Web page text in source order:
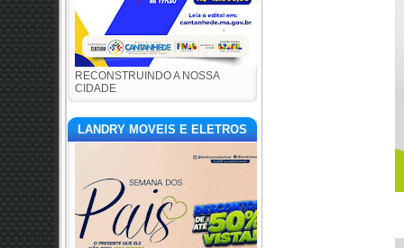
RECONSTRUINDO A NOSSA
CIDADE
LANDRY MOVEIS E ELETROS